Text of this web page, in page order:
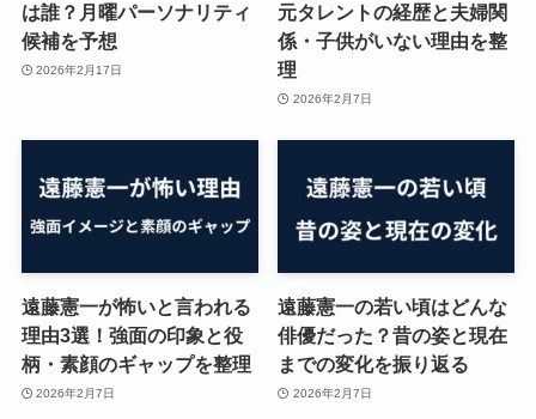
は誰？月曜パーソナリティ
候補を予想
2026年2月17日
元タレントの経歴と夫婦関
係・子供がいない理由を整
理
2026年2月7日
遠藤憲一が怖いと言われる
理由3選！強面の印象と役
柄・素顔のギャップを整理
2026年2月7日
遠藤憲一の若い頃はどんな
俳優だった？昔の姿と現在
までの変化を振り返る
2026年2月7日